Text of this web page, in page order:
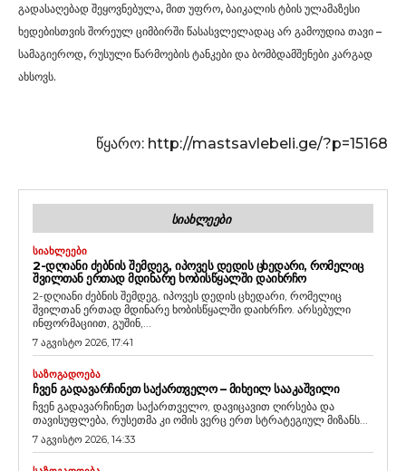
გადასაღებად შეყოვნებულა, მით უფრო, ბაიკალის ტბის ულამაზესი
ხედებისთვის შორეულ ციმბირში წასასვლელადაც არ გამოუდია თავი –
სამაგიეროდ, რუსული წარმოების ტანკები და ბომბდამშენები კარგად
ახსოვს.
წყარო: http://mastsavlebeli.ge/?p=15168
ᲡᲘᲐᲮᲚᲔᲔᲑᲘ
ᲡᲘᲐᲮᲚᲔᲔᲑᲘ
2-ᲓᲦᲘᲐᲜᲘ ᲫᲔᲑᲜᲘᲡ ᲨᲔᲛᲓᲔᲒ, ᲘᲞᲝᲕᲔᲡ ᲓᲔᲓᲘᲡ ᲪᲮᲔᲓᲐᲠᲘ, ᲠᲝᲛᲔᲚᲘᲪ
ᲨᲕᲘᲚᲗᲐᲜ ᲔᲠᲗᲐᲓ ᲛᲓᲘᲜᲐᲠᲔ ᲮᲝᲑᲘᲡᲬᲧᲐᲚᲨᲘ ᲓᲐᲘᲮᲠᲩᲝ
2-დღიანი ძებნის შემდეგ, იპოვეს დედის ცხედარი, რომელიც
შვილთან ერთად მდინარე ხობისწყალში დაიხრჩო. არსებული
ინფორმაციით, გუშინ,...
7 აგვისტო 2026, 17:41
ᲡᲐᲖᲝᲒᲐᲓᲝᲔᲑᲐ
ᲩᲕᲔᲜ ᲒᲐᲓᲐᲕᲐᲠᲩᲘᲜᲔᲗ ᲡᲐᲥᲐᲠᲗᲕᲔᲚᲝ – ᲛᲘᲮᲔᲘᲚ ᲡᲐᲐᲙᲐᲨᲕᲘᲚᲘ
ჩვენ გადავარჩინეთ საქართველო, დავიცავით ღირსება და
თავისუფლება, რუსეთმა კი ომის ვერც ერთ სტრატეგიულ მიზანს...
7 აგვისტო 2026, 14:33